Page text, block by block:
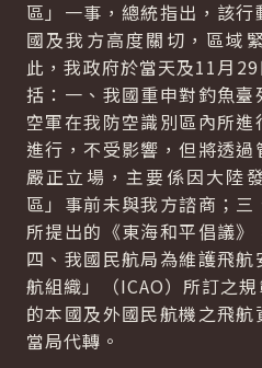
區」一事，總統指出，該
國及我方高度關切，區域
此，我政府於當天及11月
括：一、我國重申對釣魚
空軍在我防空識別區內所
進行，不受影響，但將透
嚴正立場，主要係因大陸
區」事前未與我方諮商；
所提出的《東海和平倡議》
四、我國民航局為維護飛
航組織」（ICAO）所訂之
的本國及外國民航機之飛
當局代轉。